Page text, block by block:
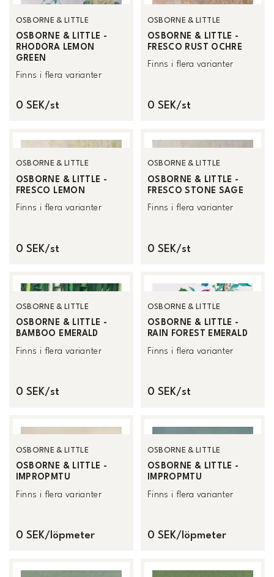
OSBORNE & LITTLE
OSBORNE & LITTLE -
RHODORA LEMON
GREEN
Finns i flera varianter
0 SEK/st
OSBORNE & LITTLE
OSBORNE & LITTLE -
FRESCO RUST OCHRE
Finns i flera varianter
0 SEK/st
OSBORNE & LITTLE
OSBORNE & LITTLE -
FRESCO LEMON
Finns i flera varianter
0 SEK/st
OSBORNE & LITTLE
OSBORNE & LITTLE -
FRESCO STONE SAGE
Finns i flera varianter
0 SEK/st
OSBORNE & LITTLE
OSBORNE & LITTLE -
BAMBOO EMERALD
Finns i flera varianter
0 SEK/st
OSBORNE & LITTLE
OSBORNE & LITTLE -
RAIN FOREST EMERALD
Finns i flera varianter
0 SEK/st
OSBORNE & LITTLE
OSBORNE & LITTLE -
IMPROPMTU
Finns i flera varianter
0 SEK/löpmeter
OSBORNE & LITTLE
OSBORNE & LITTLE -
IMPROPMTU
Finns i flera varianter
0 SEK/löpmeter